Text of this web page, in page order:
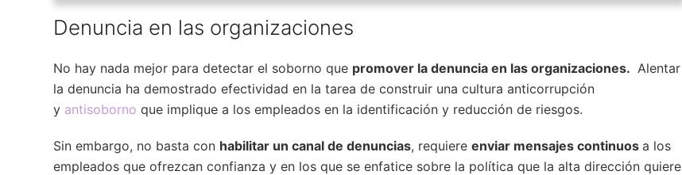
Denuncia en las organizaciones
No hay nada mejor para detectar el soborno que promover la denuncia en las organizaciones. Alentar
la denuncia ha demostrado efectividad en la tarea de construir una cultura anticorrupción
y antisoborno que implique a los empleados en la identificación y reducción de riesgos.
Sin embargo, no basta con habilitar un canal de denuncias, requiereenviar mensajes continuosa los
empleados que ofrezcan confianza y en los que se enfatice sobre la política que la alta dirección quiere